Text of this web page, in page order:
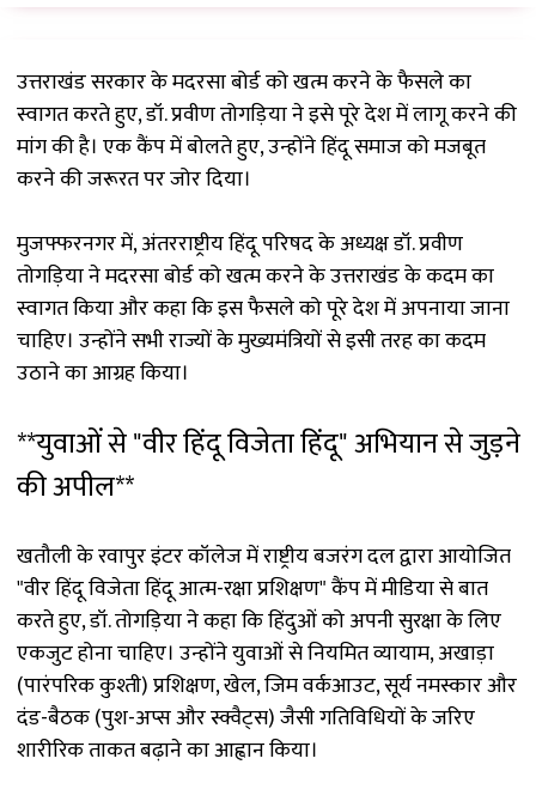
उत्तराखंड सरकार के मदरसा बोर्ड को खत्म करने के फैसले का
स्वागत करते हुए, डॉ. प्रवीण तोगड़िया ने इसे पूरे देश में लागू करने की
मांग की है। एक कैंप में बोलते हुए, उन्होंने हिंदू समाज को मजबूत
करने की जरूरत पर जोर दिया।
मुजफ्फरनगर में, अंतरराष्ट्रीय हिंदू परिषद के अध्यक्ष डॉ. प्रवीण
तोगड़िया ने मदरसा बोर्ड को खत्म करने के उत्तराखंड के कदम का
स्वागत किया और कहा कि इस फैसले को पूरे देश में अपनाया जाना
चाहिए। उन्होंने सभी राज्यों के मुख्यमंत्रियों से इसी तरह का कदम
उठाने का आग्रह किया।
**युवाओं से "वीर हिंदू विजेता हिंदू" अभियान से जुड़ने
की अपील**
खतौली के रवापुर इंटर कॉलेज में राष्ट्रीय बजरंग दल द्वारा आयोजित
"वीर हिंदू विजेता हिंदू आत्म-रक्षा प्रशिक्षण" कैंप में मीडिया से बात
करते हुए, डॉ. तोगड़िया ने कहा कि हिंदुओं को अपनी सुरक्षा के लिए
एकजुट होना चाहिए। उन्होंने युवाओं से नियमित व्यायाम, अखाड़ा
(पारंपरिक कुश्ती) प्रशिक्षण, खेल, जिम वर्कआउट, सूर्य नमस्कार और
दंड-बैठक (पुश-अप्स और स्क्वैट्स) जैसी गतिविधियों के जरिए
शारीरिक ताकत बढ़ाने का आह्वान किया।